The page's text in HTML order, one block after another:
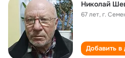
Николай
67 лет,г.
Добавить в